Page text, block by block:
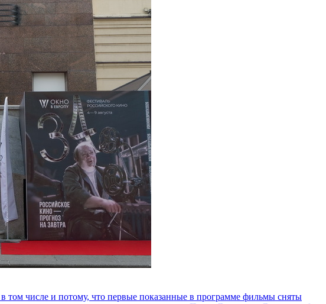
том числе и потому, что первые показанные в программе фильмы сняты